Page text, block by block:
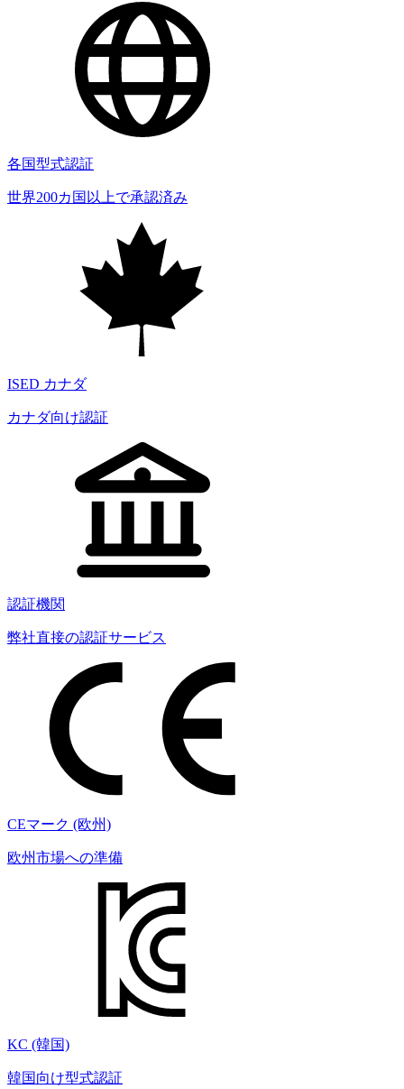
各国型式認証
世界200カ国以上で承認済み
ISED カナダ
カナダ向け認証
認証機関
弊社直接の認証サービス
CEマーク (欧州)
欧州市場への準備
KC (韓国)
韓国向け型式認証